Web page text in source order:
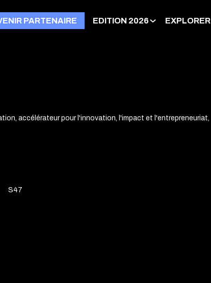
PARTENAIRE EDITION 2026 EXPLORER
accélérateur pour l'innovation, l'impact et l'entrepreneuriat,
S47